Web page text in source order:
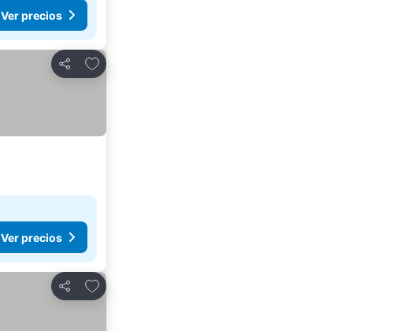
Ver precios
Compartir
Agregar a favoritos
Ver precios
Compartir
Agregar a favoritos